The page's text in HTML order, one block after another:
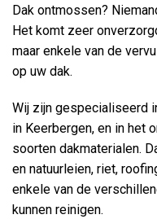
Dak ontmossen?
Het komt zeer
maar enkele van de
op uw dak.
Wij zijn gespecialiseerd
in Keerbergen, en in het
soorten dakmaterialen.
en natuurleien, riet,
enkele van de
kunnen reinigen.